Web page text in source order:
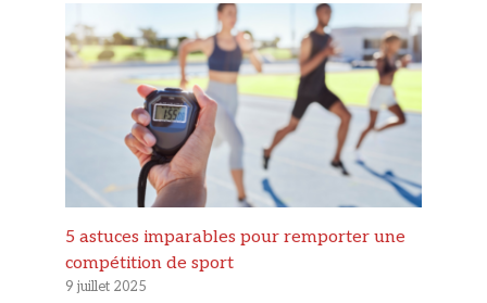
5 astuces imparables pour remporter une
compétition de sport
9 juillet 2025